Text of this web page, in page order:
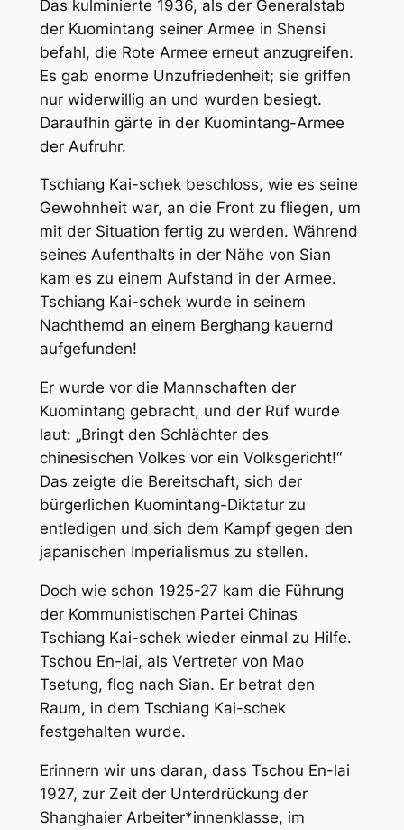
Das kulminierte 1936, als der Generalstab
der Kuomintang seiner Armee in Shensi
befahl, die Rote Armee erneut anzugreifen.
Es gab enorme Unzufriedenheit; sie griffen
nur widerwillig an und wurden besiegt.
Daraufhin gärte in der Kuomintang-Armee
der Aufruhr.
Tschiang Kai-schek beschloss, wie es seine
Gewohnheit war, an die Front zu fliegen, um
mit der Situation fertig zu werden. Während
seines Aufenthalts in der Nähe von Sian
kam es zu einem Aufstand in der Armee.
Tschiang Kai-schek wurde in seinem
Nachthemd an einem Berghang kauernd
aufgefunden!
Er wurde vor die Mannschaften der
Kuomintang gebracht, und der Ruf wurde
laut: „Bringt den Schlächter des
chinesischen Volkes vor ein Volksgericht!“
Das zeigte die Bereitschaft, sich der
bürgerlichen Kuomintang-Diktatur zu
entledigen und sich dem Kampf gegen den
japanischen Imperialismus zu stellen.
Doch wie schon 1925-27 kam die Führung
der Kommunistischen Partei Chinas
Tschiang Kai-schek wieder einmal zu Hilfe.
Tschou En-lai, als Vertreter von Mao
Tsetung, flog nach Sian. Er betrat den
Raum, in dem Tschiang Kai-schek
festgehalten wurde.
Erinnern wir uns daran, dass Tschou En-lai
1927, zur Zeit der Unterdrückung der
Shanghaier Arbeiter*innenklasse, im